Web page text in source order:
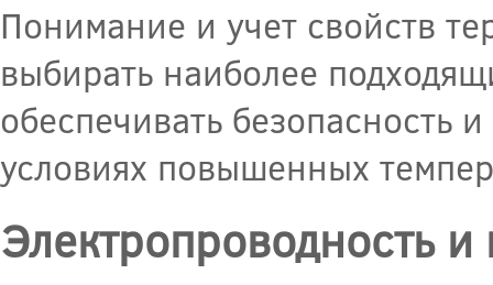
Понимание и учет свойств
выбирать наиболее
обеспечивать безопасность
условиях повышенных
Электропроводность